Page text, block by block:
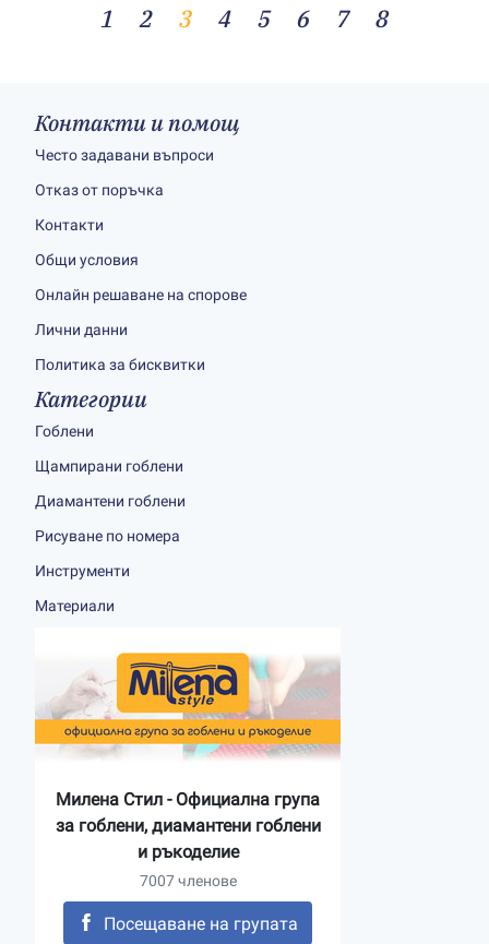
1 2 3 4 5 6 7 8
Контакти и помощ
Често задавани въпроси
Отказ от поръчка
Контакти
Общи условия
Онлайн решаване на спорове
Лични данни
Политика за бисквитки
Категории
Гоблени
Щампирани гоблени
Диамантени гоблени
Рисуване по номера
Инструменти
Материали
Милена Стил - Официална група
за гоблени, диамантени гоблени
и ръкоделие
7007 членове
Посещаване на групата